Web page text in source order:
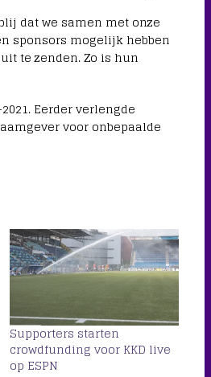
dat we samen met onze
sponsors mogelijk hebben
te zenden. Zo is hun
Eerder verlengde
voor onbepaalde
Supporters starten
crowdfunding voor KKD live
op ESPN